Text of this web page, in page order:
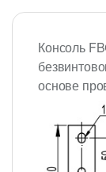
Консоль
основе